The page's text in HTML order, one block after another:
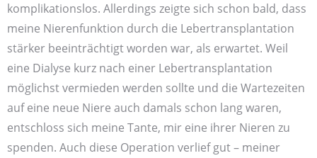
komplikations­los. Allerdings zeigte sich schon bald, dass
meine Nieren­funktion durch die Leber­transplantation
stärker beein­trächtigt worden war, als erwartet. Weil
eine Dialyse kurz nach einer Leber­transplantation
möglichst vermieden werden sollte und die Warte­zeiten
auf eine neue Niere auch damals schon lang waren,
entschloss sich meine Tante, mir eine ihrer Nieren zu
spenden. Auch diese Operation verlief gut – meiner